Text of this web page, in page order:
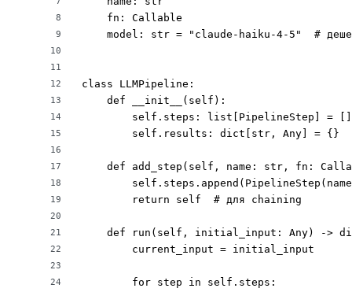
8
9
10
11
12
13
14
15
16
17
18
19
20
21
22
23
24
    fn: Callable
model: str = "claude-haiku-4-5"  #
class LLMPipeline:
    def __init__(self):
        self.steps: list[PipelineStep] = []
        self.results: dict[str, Any] = {}
def add_step(self, name: str, fn:
        return self  # для chaining
def run(self, initial_input: Any) ->
        current_input = initial_input
        for step in self.steps: